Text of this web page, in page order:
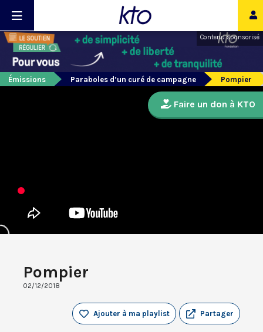
Contenu sponsorisé
Émissions Paraboles d’un curé de campagne Pompier
Pompier
02/12/2018
Partager
Ajouter à ma playlist
Faire un don à KTO